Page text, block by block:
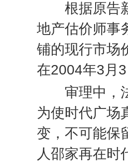
根据原告新
地产估价师事
铺的现行市场
在2004年3月 3
审理中，法
为使时代广场
变，不可能保
人邵家再在时